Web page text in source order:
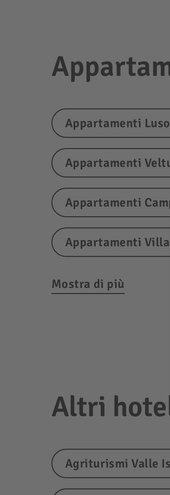
Appartamenti
Appartamenti
Appartamenti
Appartamenti
Mostra di più
Altri
Agriturismi Valle